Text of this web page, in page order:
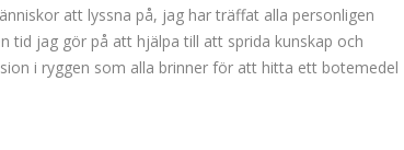
att lyssna på, jag har träffat alla personligen
tid jag gör på att hjälpa till att sprida kunskap och
i ryggen som alla brinner för att hitta ett botemedel